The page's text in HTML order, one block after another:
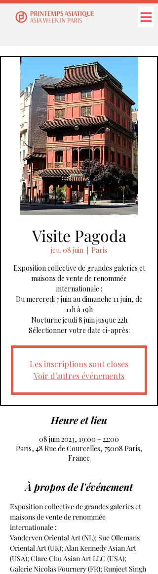
Visite Pagoda
jeu. 08 juin
Paris
Exposition collective de grandes galeries et
maisons de vente de renommée
internationale :
Du mercredi 7 juin au dimanche 11 juin, de
11h à 19h
Nocturne jeudi 8 juin jusque 22h
Sélectionner votre date ci-après:
Les inscriptions sont closes
Voir d'autres événements
Heure et lieu
08 juin 2023, 19:00 – 22:00
Paris, 48 Rue de Courcelles, 75008 Paris,
France
À propos de l'événement
Exposition collective de grandes galeries et
maisons de vente de renommée
internationale :
Vanderven Oriental Art (NL); Sue Ollemans
Oriental Art (UK); Alan Kennedy Asian Art
(USA); Clare Chu Asian Art LLC (USA);
Galerie Nicolas Fournery (FR); Runjeet Singh